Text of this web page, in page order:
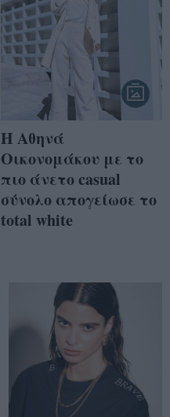
Η Αθηνά
Οικονομάκου με το
πιο άνετο casual
σύνολο απογείωσε το
total white